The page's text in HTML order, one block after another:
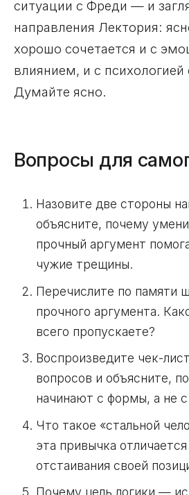
ситуации с Фреди — и
направления Лектория:
хорошо сочетается и с
влиянием, и с
Думайте ясно.
Вопросы для
Назовите две стороны
объясните, почему
прочный аргумент
чужие трещины.
Перечислите по памяти
прочного аргумента.
всего пропускаете?
Воспроизведите чек-
вопросов и объясните,
начинают с формы, а не
Что такое «стальной
эта привычка
отстаивания своей